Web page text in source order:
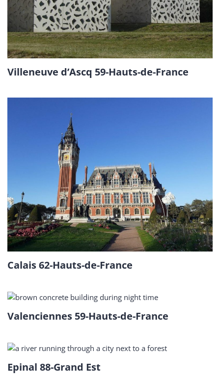
Villeneuve d’Ascq 59-Hauts-de-France
Calais 62-Hauts-de-France
Valenciennes 59-Hauts-de-France
Epinal 88-Grand Est